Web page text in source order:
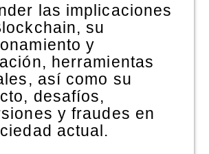
las implicaciones
su
y
herramientas
así como su
desafíos,
y fraudes en
actual.